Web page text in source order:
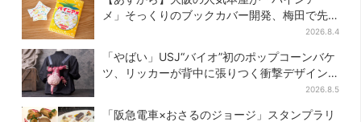
は？
メ」そっくりのブックカバー開発、梅田で先
2026.8.4
「やばい」USJ“バイオ”初のポップコーンバケ
ツ、リッカーが背中に張りつく衝撃デザイン
2026.8.5
「阪急電車×おさるのジョージ」スタンプラリ